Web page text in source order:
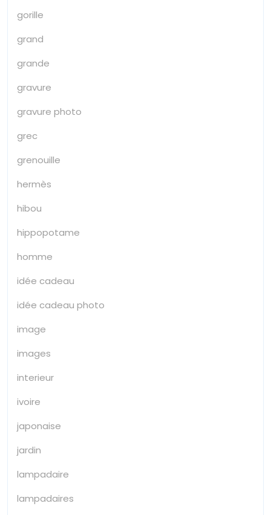
gorille
grand
grande
gravure
gravure photo
grec
grenouille
hermès
hibou
hippopotame
homme
idée cadeau
idée cadeau photo
image
images
interieur
ivoire
japonaise
jardin
lampadaire
lampadaires